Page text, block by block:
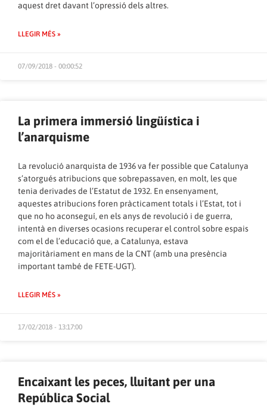
aquest dret davant l’opressió dels altres.
LLEGIR MÉS »
07/09/2018 - 00:00:52
La primera immersió lingüística i
l’anarquisme
La revolució anarquista de 1936 va fer possible que Catalunya
s’atorgués atribucions que sobrepassaven, en molt, les que
tenia derivades de l’Estatut de 1932. En ensenyament,
aquestes atribucions foren pràcticament totals i l’Estat, tot i
que no ho aconseguí, en els anys de revolució i de guerra,
intentà en diverses ocasions recuperar el control sobre espais
com el de l’educació que, a Catalunya, estava
majoritàriament en mans de la CNT (amb una presència
important també de FETE-UGT).
LLEGIR MÉS »
17/02/2018 - 13:17:00
Encaixant les peces, lluitant per una
República Social